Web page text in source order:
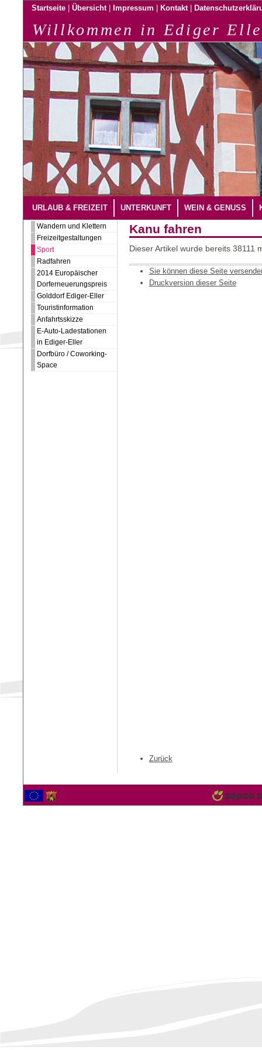
Startseite Übersicht Impressum Kontakt
Willkommen in Ediger
URLAUB & FREIZEIT UNTERKUNFT WEIN & GENUSS
Wandern und Klettern
Freizeitgestaltungen
Sport
Radfahren
2014 Europäischer
Dorferneuerungspreis
Golddorf Ediger-Eller
Touristinformation
Anfahrtsskizze
E-Auto-Ladestationen
in Ediger-Eller
Dorfbüro / Coworking-
Space
Kanu fahren
Dieser Artikel wurde bereits 38111
Sie können diese Seite
Druckversion dieser Seite
Zurück